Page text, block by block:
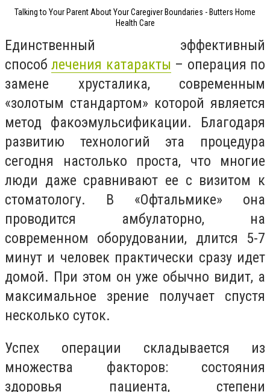
Talking to Your Parent About Your Caregiver Boundaries - Butters Home
Health Care
Единственный эффективный
способлечения катаракты – операция по
замене хрусталика, современным
«золотым стандартом» которой является
метод факоэмульсификации. Благодаря
развитию технологий эта процедура
сегодня настолько проста, что многие
люди даже сравнивают ее с визитом к
стоматологу. В «Офтальмике» она
проводится амбулаторно, на
современном оборудовании, длится 5-7
минут и человек практически сразу идет
домой. При этом он уже обычно видит, а
максимальное зрение получает спустя
несколько суток.
Успех операции складывается из
множества факторов: состояния
здоровья пациента, степени